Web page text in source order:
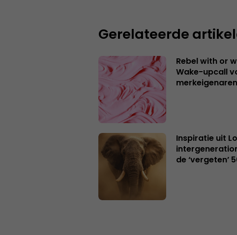
Gerelateerde
Rebel with or
Wake-upcall
merkeigenaren
Inspiratie uit
de ‘vergeten’